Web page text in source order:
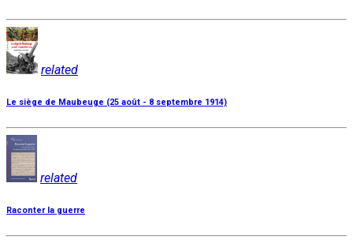
related
Le siège de Maubeuge (25 août - 8 septembre 1914)
related
Raconter la guerre